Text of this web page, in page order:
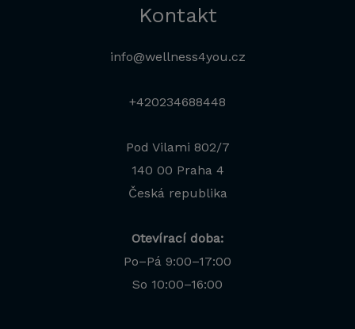
Kontakt
info@wellness4you.cz
+420234688448
Pod Vilami 802/7
140 00 Praha 4
Česká republika
Otevírací doba:
Po–Pá 9:00–17:00
So 10:00–16:00